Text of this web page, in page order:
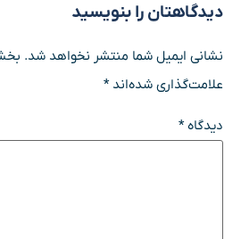
دیدگاهتان را بنویسید
نشانی ایمیل شما منتشر نخواهد شد.
علامت‌گذاری شده‌اند*
دیدگاه*